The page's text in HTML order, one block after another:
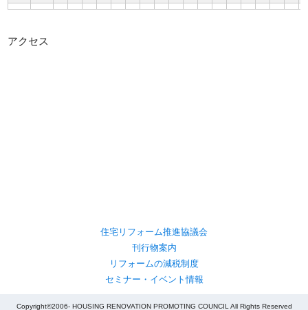
アクセス
住宅リフォーム推進協議会
刊行物案内
リフォームの減税制度
セミナー・イベント情報
Copyright©2006- HOUSING RENOVATION PROMOTING COUNCIL All Rights Reserved